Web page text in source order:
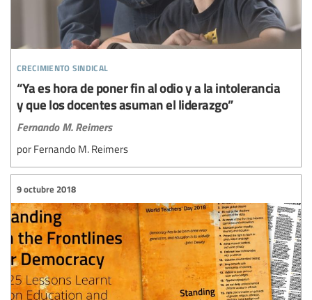
crecimiento sindical
“Ya es hora de poner fin al odio y a la intolerancia
y que los docentes asuman el liderazgo”
Fernando M. Reimers
por Fernando M. Reimers
9 octubre 2018